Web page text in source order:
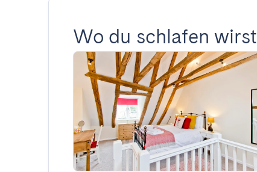
Wo du schlafen wirst